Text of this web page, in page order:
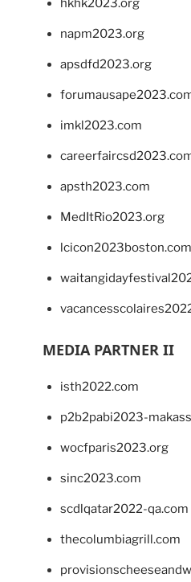
hkhk2023.org
napm2023.org
apsdfd2023.org
imkl2023.com
apsth2023.com
MedItRio2023.org
lcicon2023boston.com
MEDIA PARTNER II
isth2022.com
p2b2pabi2023-
wocfparis2023.org
sinc2023.com
scdlqatar2022-qa.com
thecolumbiagrill.com